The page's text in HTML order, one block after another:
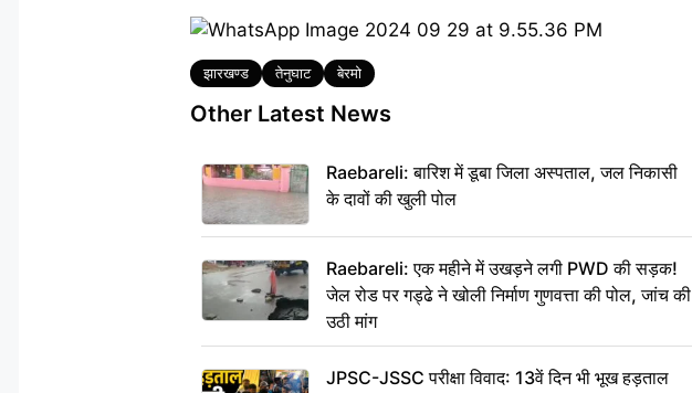
Tags
झारखण्ड तेनुघाट बेरमो
Other Latest News
Raebareli: बारिश में डूबा जिला अस्पताल, जल निकासी
के दावों की खुली पोल
Raebareli: एक महीने में उखड़ने लगी PWD की सड़क!
जेल रोड पर गड्ढे ने खोली निर्माण गुणवत्ता की पोल, जांच की
उठी मांग
JPSC-JSSC परीक्षा विवाद: 13वें दिन भी भूख हड़ताल